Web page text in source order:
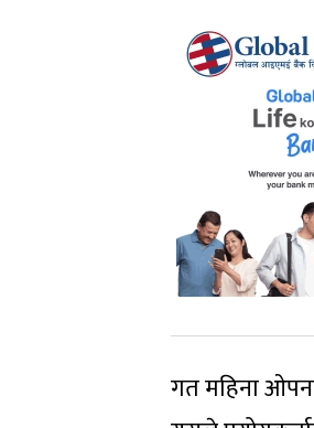
गत महिना